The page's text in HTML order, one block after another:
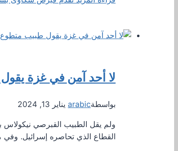
لا أحد آمن في غزة
بواسطةarabic يناير 13, 2024
ولم يقل الطبيب القبرصي نيكولاس
القطاع الذي تحاصره إسرائيل. وفي